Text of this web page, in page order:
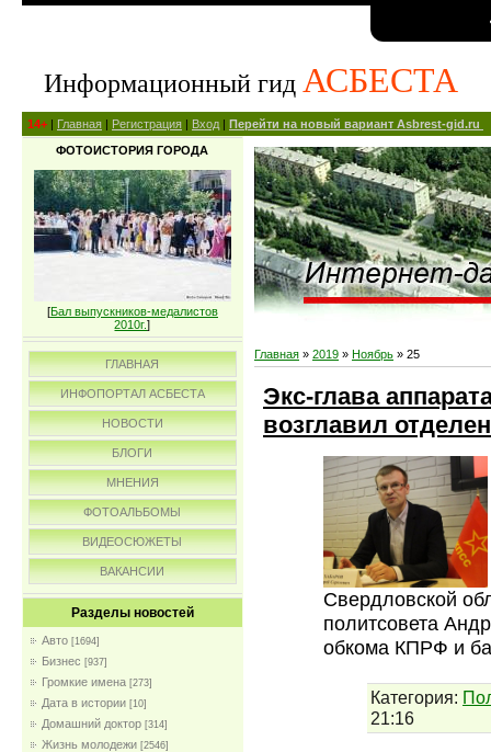
Информационный гид АСБЕСТА
14+ | Главная | Регистрация | Вход | Перейти на новый вариант Asbrest-gid.ru
ФОТОИСТОРИЯ ГОРОДА
[Бал выпускников-медалистов
2010г.]
ГЛАВНАЯ
ИНФОПОРТАЛ АСБЕСТА
НОВОСТИ
БЛОГИ
МНЕНИЯ
ФОТОАЛЬБОМЫ
ВИДЕОСЮЖЕТЫ
ВАКАНСИИ
Разделы новостей
Авто [1694]
Бизнес [937]
Громкие имена [273]
Дата в истории [10]
Домашний доктор [314]
Жизнь молодежи [2546]
Главная » 2019 » Ноябрь » 25
Экс-глава
возглавил
Свердловской
политсовета
обкома КПРФ и
Категория:
21:16